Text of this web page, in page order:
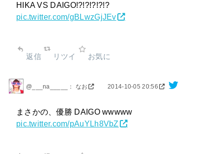
HIKA VS DAIGO!?!?!?!?!?
pic.twitter.com/gBLwzGjJEv
返信 リツイ お気に
@___na_____： なお 2014-10-05 20:56
まさかの、優勝 DAIGO wwwww
pic.twitter.com/pAuYLh8VbZ